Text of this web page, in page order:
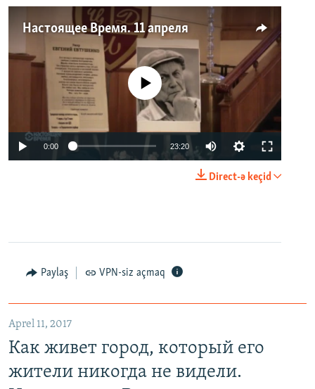
Настоящее Время. 11 апреля
No media source currently available
0:00 23:20
Direct-ə keçid
Paylaş VPN-siz açmaq
Aprel 11, 2017
Как живет город, который его
жители никогда не видели.